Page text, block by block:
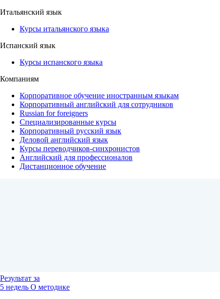
Итальянский язык
Курсы итальянского языка
Испанский язык
Курсы испанского языка
Компаниям
Корпоративное обучение иностранным языкам
Корпоративный английский для сотрудников
Russian for foreigners
Специализированные курсы
Корпоративный русский язык
Деловой английский язык
Курсы переводчиков-синхронистов
Английский для профессионалов
Дистанционное обучение
Результат за
5 недель О методике